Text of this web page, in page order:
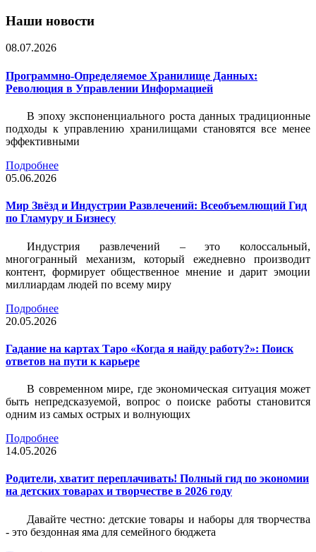
Наши новости
08.07.2026
Программно-Определяемое Хранилище Данных:
Революция в Управлении Информацией
В эпоху экспоненциального роста данных традиционные
подходы к управлению хранилищами становятся все менее
эффективными
Подробнее
05.06.2026
Мир Звёзд и Индустрии Развлечений: Всеобъемлющий Гид
по Гламуру и Бизнесу
Индустрия развлечений – это колоссальный,
многогранный механизм, который ежедневно производит
контент, формирует общественное мнение и дарит эмоции
миллиардам людей по всему миру
Подробнее
20.05.2026
Гадание на картах Таро «Когда я найду работу?»: Поиск
ответов на пути к карьере
В современном мире, где экономическая ситуация может
быть непредсказуемой, вопрос о поиске работы становится
одним из самых острых и волнующих
Подробнее
14.05.2026
Родители, хватит переплачивать! Полный гид по экономии
на детских товарах и творчестве в 2026 году
Давайте честно: детские товары и наборы для творчества
- это бездонная яма для семейного бюджета